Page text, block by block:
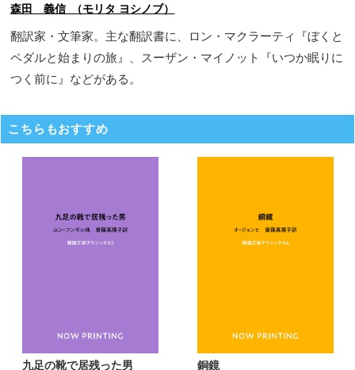
森田 義信 （モリタ ヨシノブ）
翻訳家・文筆家。主な翻訳書に、ロン・マクラーティ『ぼくと
ペダルと始まりの旅』、スーザン・マイノット『いつか眠りに
つく前に』などがある。
こちらもおすすめ
九足の靴で居残った男 銅鏡